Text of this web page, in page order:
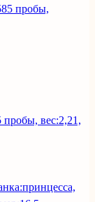
пробы, вес:2,21,